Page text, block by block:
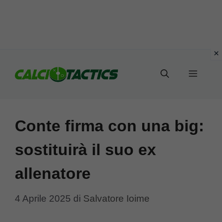
Menu
Conte firma con una big:
sostituirà il suo ex
allenatore
4 Aprile 2025 di Salvatore Ioime